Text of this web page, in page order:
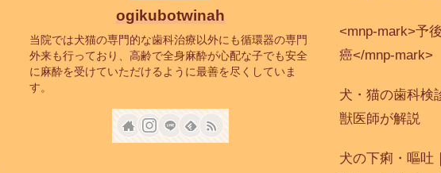
ogikubotwinah
当院では犬猫の専門的な歯科治療以外にも循環器の専門
外来も行っており、高齢で全身麻酔が心配な子でも安全
に麻酔を受けていただけるように最善を尽くしていま
す。
<mnp-mark>予
癌</mnp-mark>
犬・猫の歯科検
獣医師が解説
犬の下痢・嘔吐